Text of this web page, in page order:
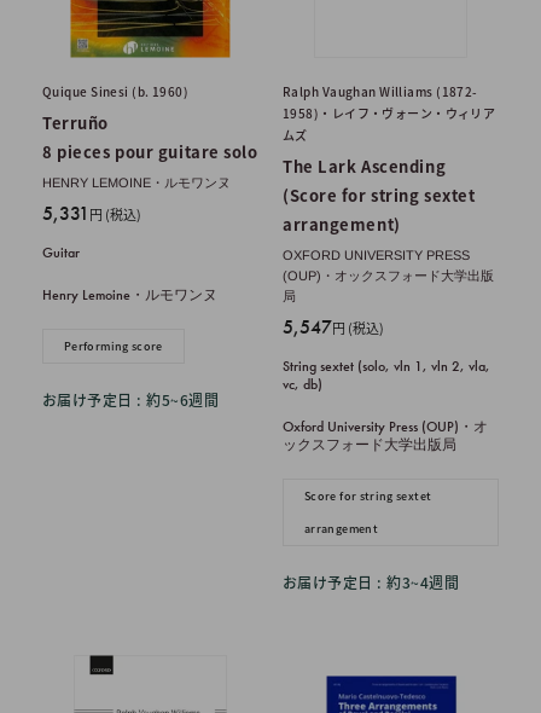
Quique Sinesi (b. 1960)
Terruño
8 pieces pour guitare solo
HENRY LEMOINE・ルモワンヌ
販
価
格
5,331 円 (税込)
Guitar
Henry Lemoine・ルモワンヌ
Performing score
お届け予定日 : 約5~6週間
Ralph Vaughan Williams (1872-
1958)・レイフ・ヴォーン・ウィリア
ムズ
The Lark Ascending
(Score for string sextet
arrangement)
OXFORD UNIVERSITY PRESS
(OUP)・オックスフォード大学出版
局
販
価
5,547円 (税込)
String sextet (solo, vln 1, vln 2, vla,
vc, db)
Oxford University Press (OUP)・オ
ックスフォード大学出版局
Score for string sextet
arrangement
お届け予定日 : 約3~4週間